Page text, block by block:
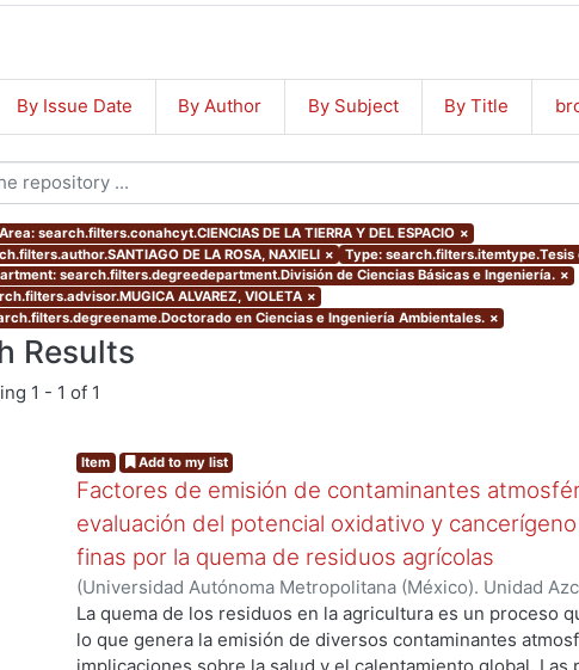
By Issue Date By Author By Subject By Title
search.filters.conahcyt.CIENCIAS DE LA TIERRA Y DEL ESPACIO ×
DE LA ROSA, NAXIELI × Type: search.filters.itemtype.Tesis
search.filters.degreedepartment.División de Ciencias Básicas e Ingeniería. ×
ALVAREZ, VIOLETA ×
en Ciencias e Ingeniería Ambientales. ×
Results
1 - 1 of 1
Item Add to my list
Factores de emisión de contaminantes
evaluación del potencial oxidativo y
finas por la quema de residuos agrícolas
(Universidad Autónoma Metropolitana (México). Unidad
de Servicios de Información.,2017)SANTIAGO DE LA
La quema de los residuos en la agricultura es un proceso
lo que genera la emisión de diversos contaminantes